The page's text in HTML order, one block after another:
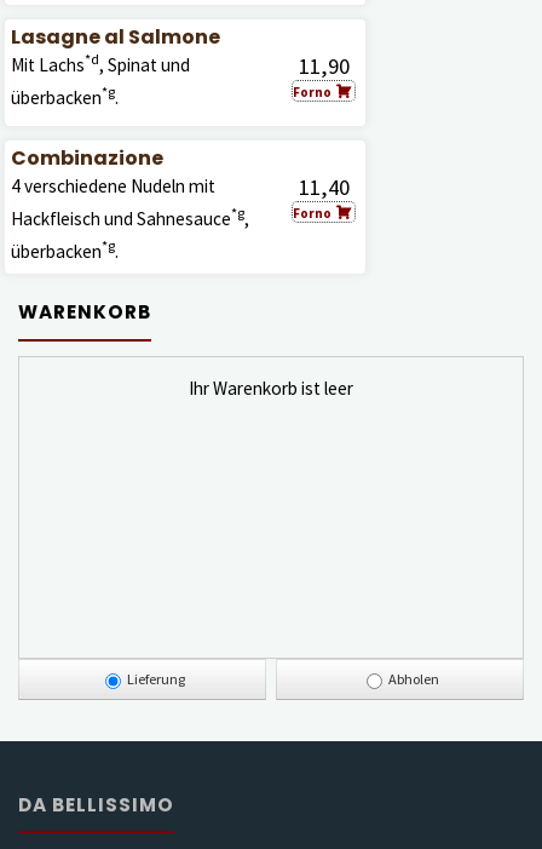
Lasagne al Salmone
11,90
Forno
Mit Lachs*d, Spinat und
überbacken*g.
Combinazione
11,40
Forno
4 verschiedene Nudeln mit
Hackfleisch und Sahnesauce*g,
überbacken*g.
WARENKORB
Ihr Warenkorb ist leer
Lieferung Abholen
DA BELLISSIMO